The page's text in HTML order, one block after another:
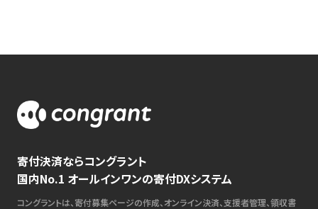
寄付決済ならコングラント
国内No.1 オールインワンの寄付DXシステム
コングラントは、寄付募集ページの作成、オンライン決済、支援者管理、領収書